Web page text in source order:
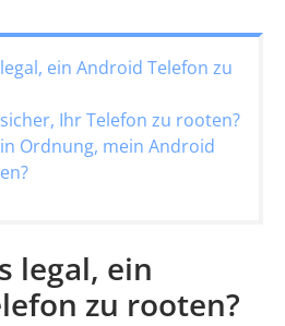
ein Android Telefon zu
Ihr Telefon zu rooten?
Ordnung, mein Android
legal, ein
zu rooten?